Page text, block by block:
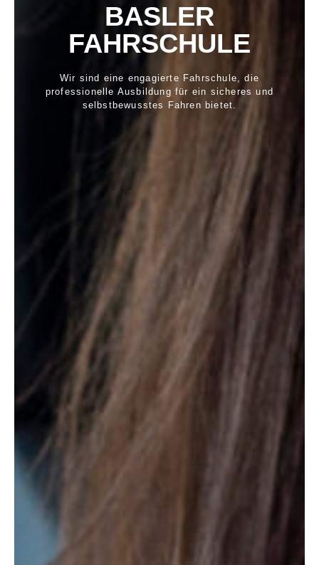
BASLER
FAHRSCHULE
Wir sind eine engagierte Fahrschule, die
professionelle Ausbildung für ein sicheres und
selbstbewusstes Fahren bietet.